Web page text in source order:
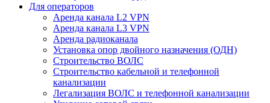
Для операторов
Аренда канала L2 VPN
Аренда канала L3 VPN
Аренда радиоканала
Установка опор двойного назначения (ОДН)
Строительство ВОЛС
Строительство кабельной и телефонной
канализации
Легализация ВОЛС и телефонной канализации